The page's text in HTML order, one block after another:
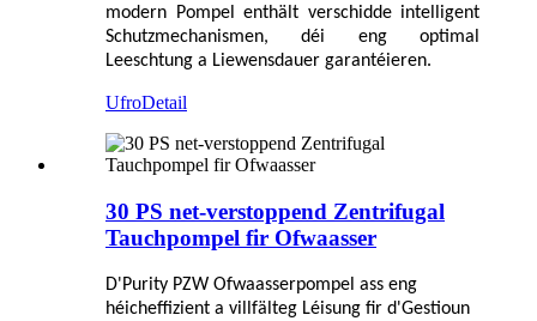
modern Pompel enthält verschidde intelligent
Schutzmechanismen, déi eng optimal
Leeschtung a Liewensdauer garantéieren.
UfroDetail
30 PS net-verstoppend Zentrifugal
Tauchpompel fir Ofwaasser
D'Purity PZW Ofwaasserpompel ass eng
héicheffizient a villfälteg Léisung fir d'Gestioun